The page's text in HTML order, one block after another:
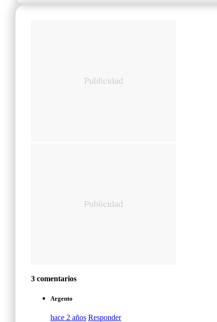
3 comentarios
Argento
hace 2 años Responder